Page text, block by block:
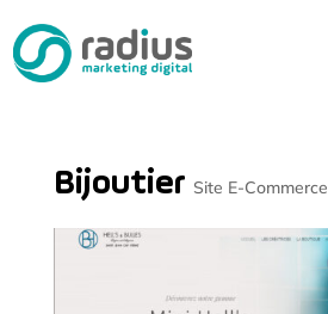
Bijoutier Site E-Commerce